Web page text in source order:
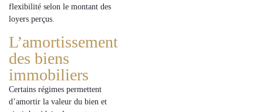
flexibilité selon le montant des
loyers perçus.
L’amortissement
des biens
immobiliers
Certains régimes permettent
d’amortir la valeur du bien et